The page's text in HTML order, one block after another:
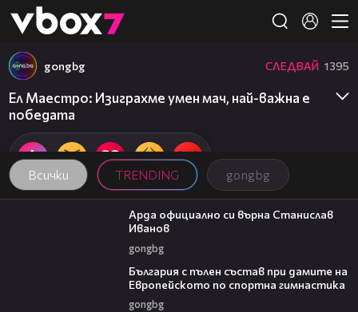
👾
Всички TRENDING gongbg
gongbg СЛЕДВАЙ 1395
Ел Маестро: Изиграхме умен мач, най-важна е
победата
00:19
Арда официално си върна Станислав
Иванов
gongbg
България с пълен състав при дамите на
Европейското по спортна гимнастика
gongbg